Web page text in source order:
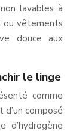
lavables à
ou vêtements
douce aux
le linge
comme
d’un composé
d’hydrogène